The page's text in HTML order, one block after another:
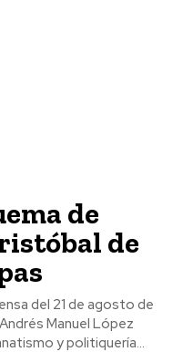
de
de
del 21 de agosto de
Manuel López
y politiquería...